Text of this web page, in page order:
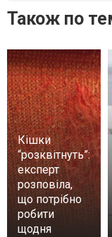
Також по
Кішки
“розквітнуть”:
експерт
розповіла,
що потрібно
робити
щодня